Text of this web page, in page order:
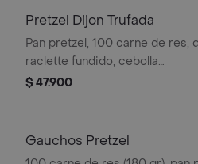
Pretzel Dijon Trufada
Pan pretzel, 100 carne de res,
raclette fundido, cebolla
caramelizada, tocineta,
$ 47.900
Gauchos Pretzel